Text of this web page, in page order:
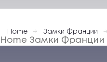
Home Замки Франции
Home Замки Франции